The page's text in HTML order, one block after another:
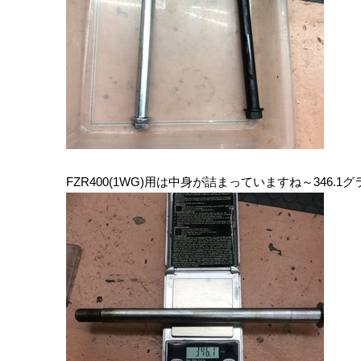
FZR400(1WG)用は中身が詰まっていますね～346.1グ